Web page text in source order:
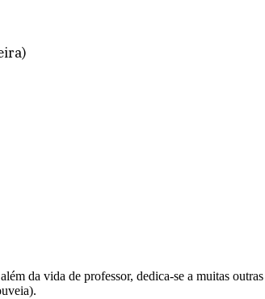
da vida de professor, dedica-se a muitas